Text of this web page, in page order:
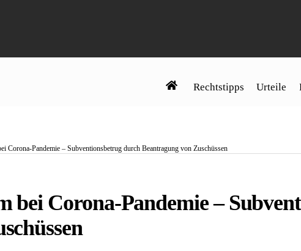
Rechtstipps Urteile
Corona-Pandemie – Subventionsbetrug durch Beantragung von Zuschüssen
bei Corona-Pandemie –